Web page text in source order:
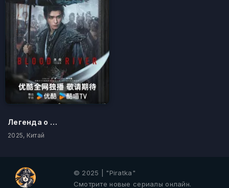
Легенда о Тёмной реке
2025, Китай
© 2025 | "Piratka"
Смотрите новые сериалы онлайн.